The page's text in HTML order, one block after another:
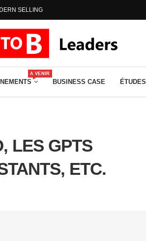
SELLING
A VENIR
BUSINESS CASE ÉTUDES
LES GPTS
ETC.